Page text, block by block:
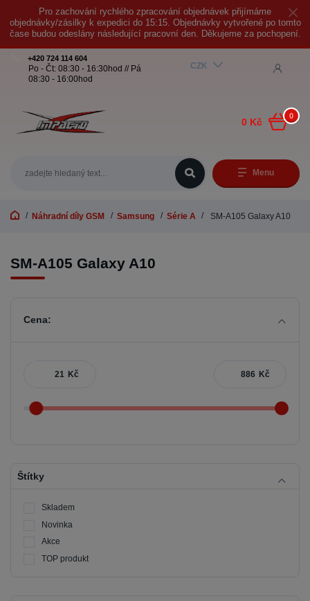
Pro zachování rychlého zpracování objednávek přijímáme
objednávky/zásilky k expedici do 15:15. Objednávky vytvořené po tomto
čase budou odeslány následující pracovní den. Děkujeme za pochopení.
Menu
CZK
+420 724 114 604
Po - Čt: 08:30 - 16:30hod // Pá
08:30 - 16:00hod
0
0 Kč
Náhradní díly GSM Samsung Série A SM-A105 Galaxy A10
SM-A105 Galaxy A10
Cena:
Kč Kč
Štítky
Skladem
Novinka
Akce
TOP produkt